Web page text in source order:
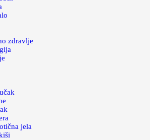
zdravlje
jela